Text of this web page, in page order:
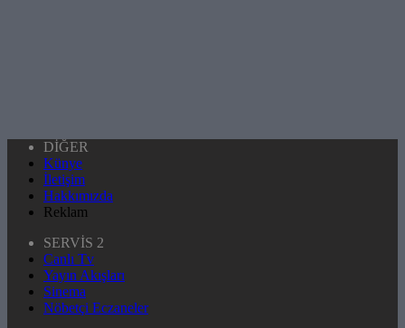
DİĞER
Künye
İletişim
Hakkımızda
Reklam
SERVİS 2
Canlı Tv
Yayın Akışları
Sinema
Nöbetçi Eczaneler